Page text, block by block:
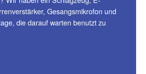
Gesangsmikrofon und
die darauf warten benutzt zu